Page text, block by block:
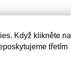
Když klikněte na
třetím